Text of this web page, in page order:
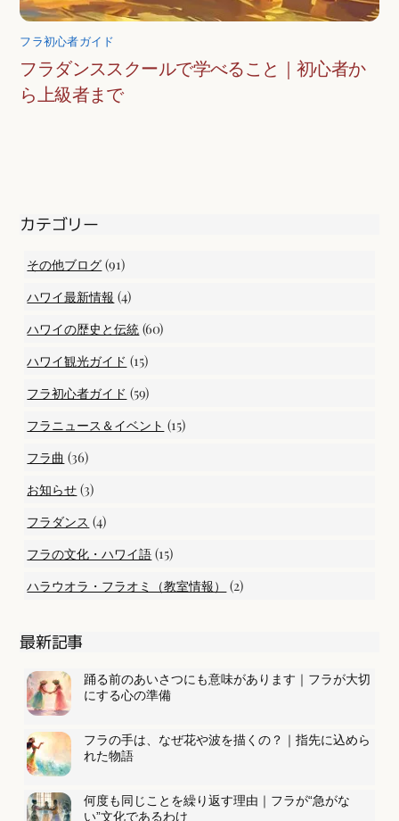
フラ初心者ガイド
フラダンススクールで学べること｜初心者か
ら上級者まで
カテゴリー
その他ブログ (91)
ハワイ最新情報 (4)
ハワイの歴史と伝統 (60)
ハワイ観光ガイド (15)
フラ初心者ガイド (59)
フラニュース＆イベント (15)
フラ曲 (36)
お知らせ (3)
フラダンス (4)
フラの文化・ハワイ語 (15)
ハラウオラ・フラオミ（教室情報） (2)
最新記事
踊る前のあいさつにも意味があります｜フラが大切
にする心の準備
フラの手は、なぜ花や波を描くの？｜指先に込めら
れた物語
何度も同じことを繰り返す理由｜フラが“急がな
い”文化であるわけ